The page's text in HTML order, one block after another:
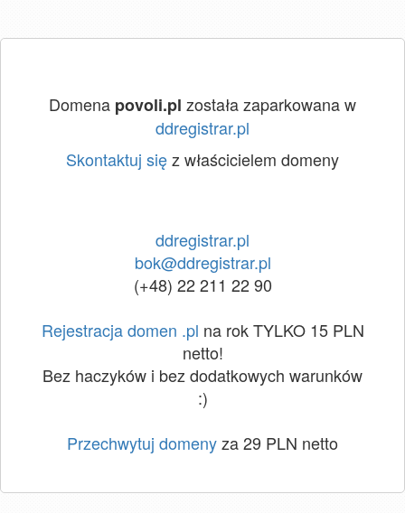
Domena povoli.pl została zaparkowana w
ddregistrar.pl
Skontaktuj sięz właścicielem domeny
ddregistrar.pl
bok@ddregistrar.pl
(+48) 22 211 22 90
Rejestracja domen .pl na rok TYLKO 15 PLN
netto!
Bez haczyków i bez dodatkowych warunków
:)
Przechwytuj domenyza 29 PLN netto